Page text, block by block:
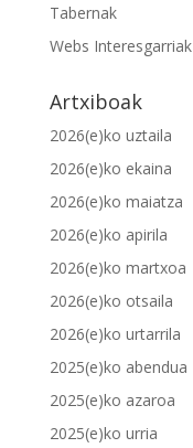
Tabernak
Webs Interesgarriak
Artxiboak
2026(e)ko uztaila
2026(e)ko ekaina
2026(e)ko maiatza
2026(e)ko apirila
2026(e)ko martxoa
2026(e)ko otsaila
2026(e)ko urtarrila
2025(e)ko abendua
2025(e)ko azaroa
2025(e)ko urria